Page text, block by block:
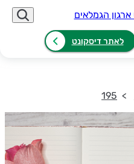
לאתר דיסקונט
195